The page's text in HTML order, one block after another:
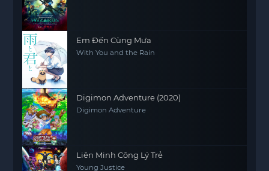
Em Đến Cùng Mưa
With You and the Rain
Digimon Adventure (2020)
Digimon Adventure
Liên Minh Công Lý Trẻ
Young Justice